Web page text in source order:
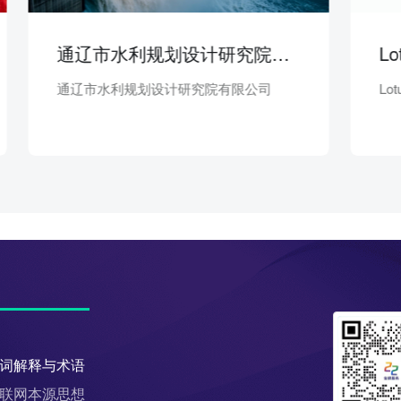
通辽市水利规划设计研究院有限公司 | 集团公司
利规划设计研究院有限公司 Lotus Center
解释与术语
网本源思想